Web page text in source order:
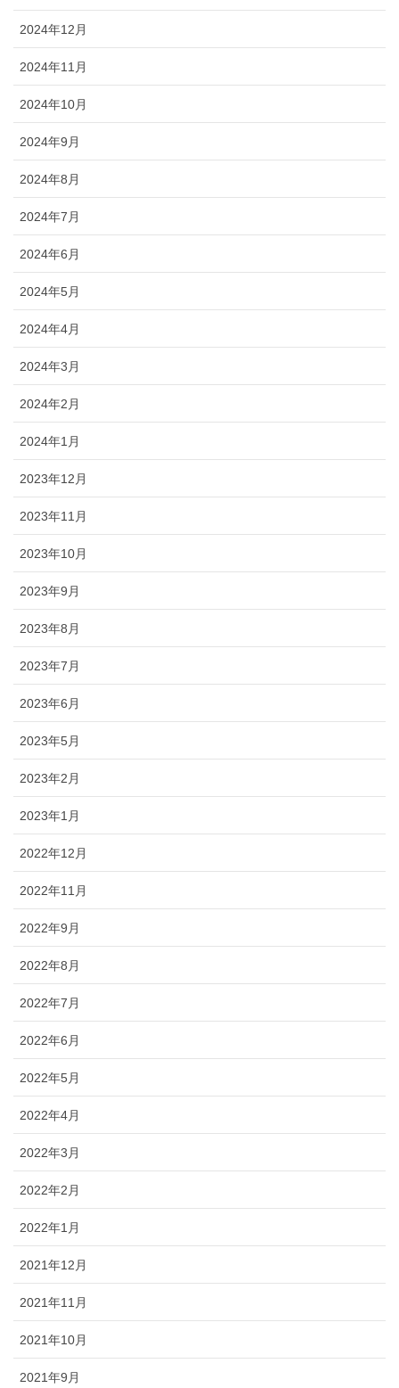
2024年12月
2024年11月
2024年10月
2024年9月
2024年8月
2024年7月
2024年6月
2024年5月
2024年4月
2024年3月
2024年2月
2024年1月
2023年12月
2023年11月
2023年10月
2023年9月
2023年8月
2023年7月
2023年6月
2023年5月
2023年2月
2023年1月
2022年12月
2022年11月
2022年9月
2022年8月
2022年7月
2022年6月
2022年5月
2022年4月
2022年3月
2022年2月
2022年1月
2021年12月
2021年11月
2021年10月
2021年9月